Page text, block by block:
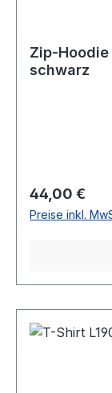
Zip-Hoodie
schwarz
Regulärer
44,00 €
Preise inkl.